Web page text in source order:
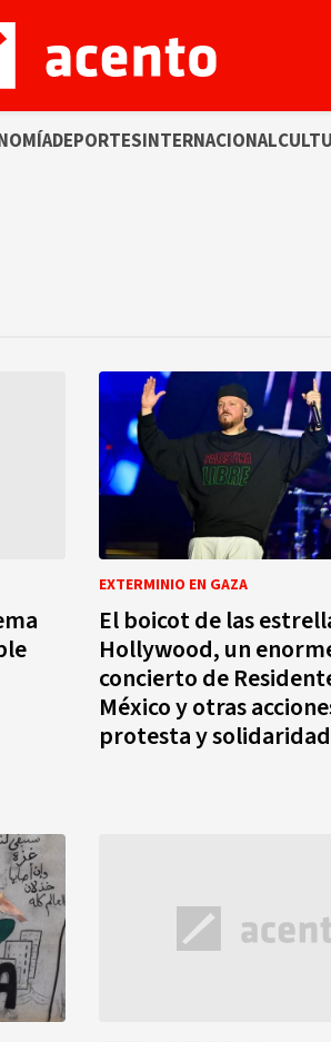
DEPORTESINTERNACIONAL
EXTERMINIO EN GAZA
El boicot de las
Hollywood, un
concierto de
México y otras
protesta y